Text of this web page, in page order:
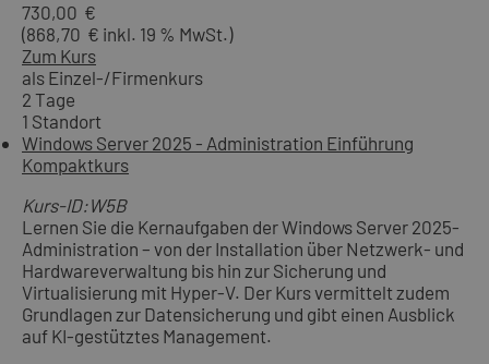
730,00 €
(868,70 € inkl. 19 % MwSt.)
Zum Kurs
als Einzel-/Firmenkurs
2 Tage
1 Standort
Windows Server 2025 - Administration Einführung
Kompaktkurs
Kurs-ID:W5B
Lernen Sie die Kernaufgaben der Windows Server 2025-
Administration – von der Installation über Netzwerk- und
Hardwareverwaltung bis hin zur Sicherung und
Virtualisierung mit Hyper-V. Der Kurs vermittelt zudem
Grundlagen zur Datensicherung und gibt einen Ausblick
auf KI-gestütztes Management.